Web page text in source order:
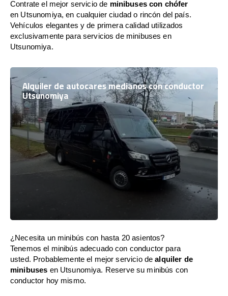
Contrate el mejor servicio de minibuses con chófer
en Utsunomiya, en cualquier ciudad o rincón del país.
Vehículos elegantes y de primera calidad utilizados
exclusivamente para servicios de minibuses en
Utsunomiya.
Alquiler de autocares medianos con conductor
Utsunomiya
¿Necesita un minibús con hasta 20 asientos?
Tenemos el minibús adecuado con conductor para
usted. Probablemente el mejor servicio dealquiler de
minibuses en Utsunomiya. Reserve su minibús con
conductor hoy mismo.